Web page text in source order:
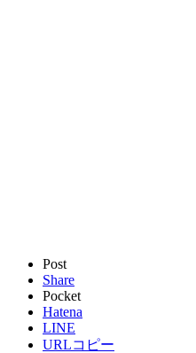
Post
Share
Pocket
Hatena
LINE
URLコピー